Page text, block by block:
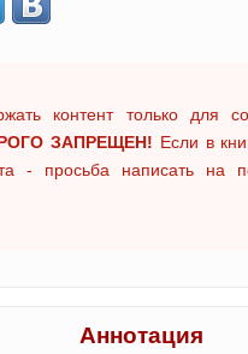
контент только для
ЗАПРЕЩЕН! Если в
- просьба написать на
Аннотация